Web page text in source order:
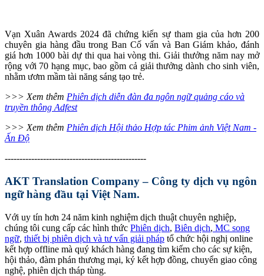
Vạn Xuân Awards 2024 đã chứng kiến sự tham gia của hơn 200
chuyên gia hàng đầu trong Ban Cố vấn và Ban Giám khảo, đánh
giá hơn 1000 bài dự thi qua hai vòng thi. Giải thưởng năm nay mở
rộng với 70 hạng mục, bao gồm cả giải thưởng dành cho sinh viên,
nhằm ươm mầm tài năng sáng tạo trẻ.
>>> Xem thêm Phiên dịch diễn đàn đa ngôn ngữ quảng cáo và
truyền thông Adfest
>>> Xem thêm Phiên dịch Hội thảo Hợp tác Phim ảnh Việt Nam -
Ấn Độ
------------------------------------------------
AKT Translation Company – Công ty dịch vụ ngôn
ngữ hàng đầu tại Việt Nam.
Với uy tín hơn 24 năm kinh nghiệm dịch thuật chuyên nghiệp,
chúng tôi cung cấp các hình thức Phiên dịch, Biên dịch, MC song
ngữ, thiết bị phiên dịch và tư vấn giải pháp tổ chức hội nghị online
kết hợp offline mà quý khách hàng đang tìm kiếm cho các sự kiện,
hội thảo, đàm phán thương mại, ký kết hợp đồng, chuyển giao công
nghệ, phiên dịch tháp tùng.